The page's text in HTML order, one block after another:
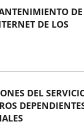
DE
DE LOS
DEL